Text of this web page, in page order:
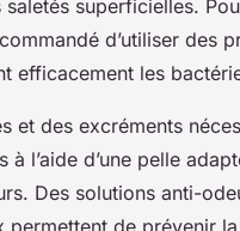
superficielles.
d’utiliser des
efficacement les
et des excréments
à l’aide d’une pelle
Des solutions anti-
permettent de prévenir